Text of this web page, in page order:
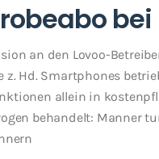
bei
an den Lovoo-
z. Hd. Smartphones
allein in
behandelt: Manner